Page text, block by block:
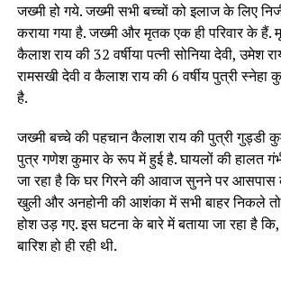
जख्मी हो गये. जख्मी सभी बच्चों को इलाज के लिए
कराया गया है. जख्मी और मृतक एक ही परिवार के हैं.
कैलाश राय की 32 वर्षीया पत्नी सोनिया देवी, उमेश
रामसखी देवी व कैलाश राय की 6 वर्षीय पुत्री स्नेहा
है.
जख्मी बच्चे की पहचान कैलाश राय की पुत्री गुड्डी
पुत्र गणेश कुमार के रूप में हुई है. घायलों की हालत
जा रहा है कि घर गिरने की आवाज सुनने पर आसपास
खुली और अनहोनी की आशंका में सभी बाहर निकले
होश उड़ गए. इस घटना के बारे में बताया जा रहा है
बारिश हो ही रही थी.